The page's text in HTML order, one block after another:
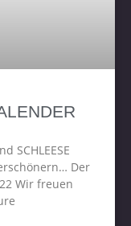
SCHLEESE
Der
Wir freuen